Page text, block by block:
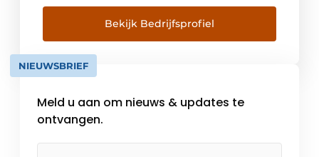
over een langere periode absoluut
hoogwaardig en betrouwbaar moet blijken
te zijn. De geschiedenis en continuïteit van
een merk worden steeds […]
Bekijk Bedrijfsprofiel
NIEUWSBRIEF
Meld u aan om nieuws & updates te
ontvangen.